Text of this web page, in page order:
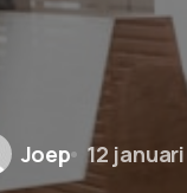
Joep 12